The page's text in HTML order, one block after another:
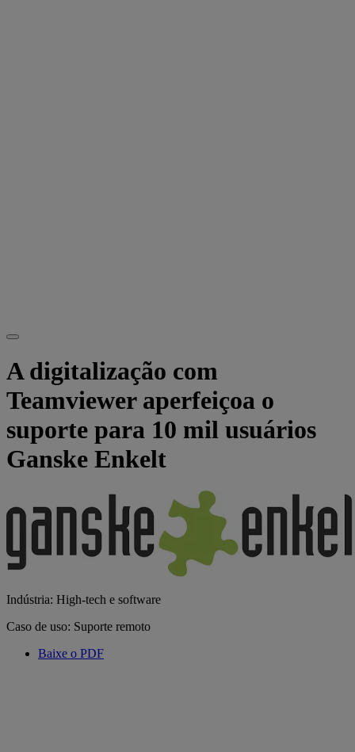
A digitalização com
Teamviewer aperfeiçoa o
suporte para 10 mil usuários
Ganske Enkelt
Indústria: High-tech e software
Caso de uso: Suporte remoto
Baixe o PDF